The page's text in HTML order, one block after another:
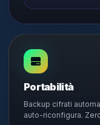
Portabilità
Backup cifrati
auto-riconfigura.